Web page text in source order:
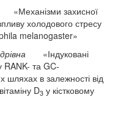
захисної
холодового стресу
melanogaster»
«Індуковані
та GC-
шляхах в залежності від
D3 у кістковому